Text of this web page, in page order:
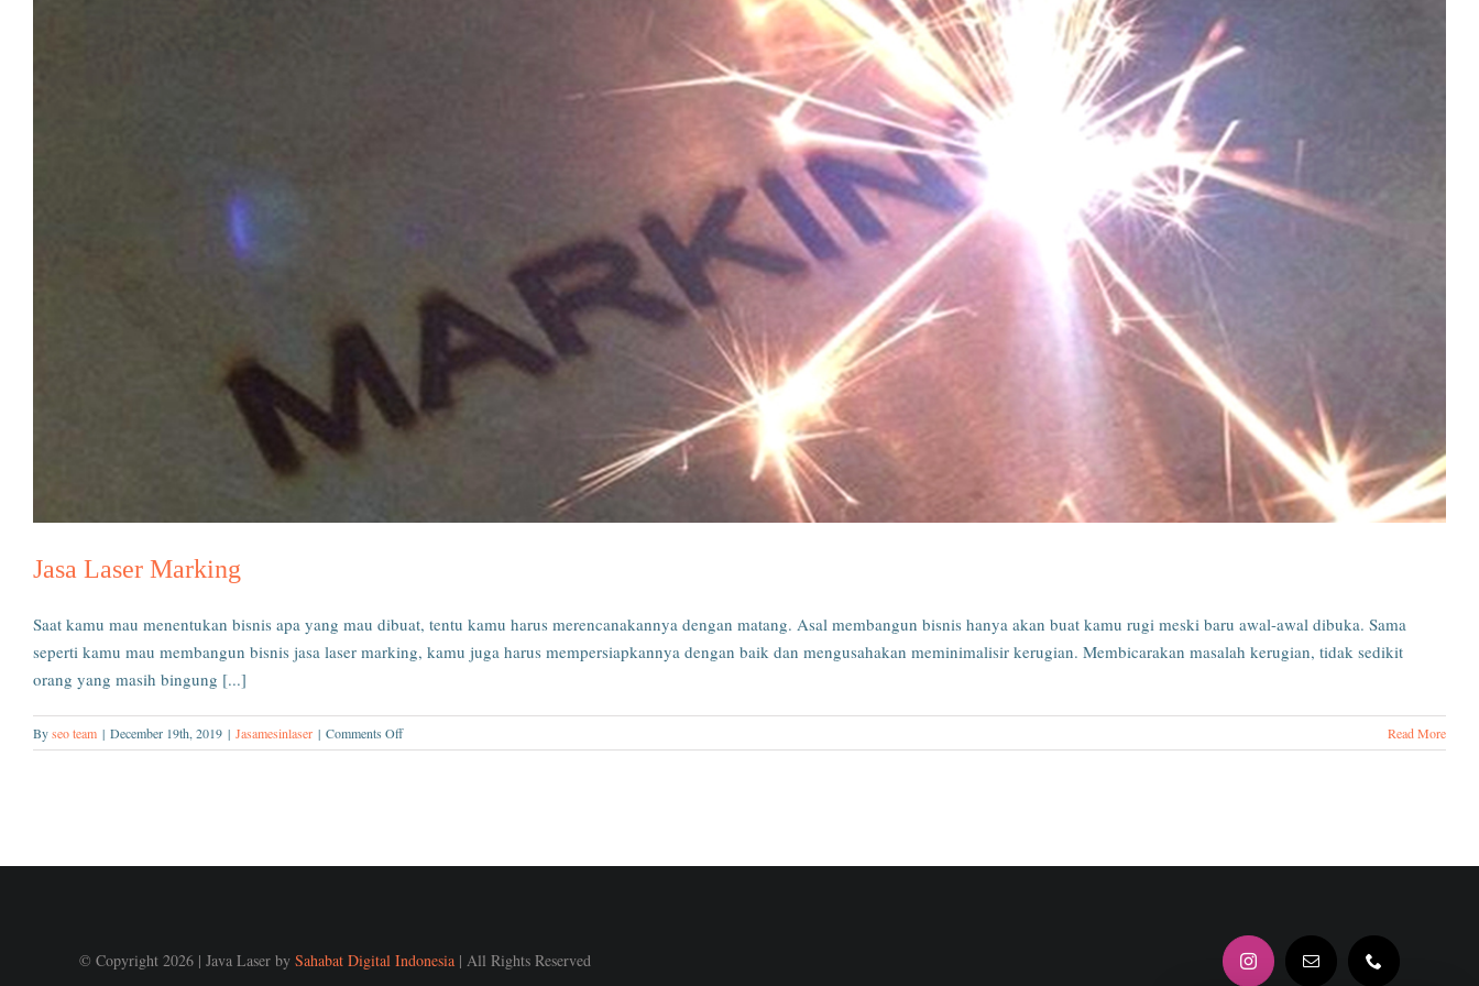
Jasa Laser Marking
Saat kamu mau menentukan bisnis apa yang mau dibuat, tentu kamu harus merencanakannya dengan matang. Asal membangun bisnis hanya akan buat kamu rugi meski baru awal-awal dibuka. Sama
seperti kamu mau membangun bisnis jasa laser marking, kamu juga harus mempersiapkannya dengan baik dan mengusahakan meminimalisir kerugian. Membicarakan masalah kerugian, tidak sedikit
orang yang masih bingung [...]
Byseo team | December 19th, 2019 | Jasamesinlaser | Comments Offon
Jasa
Read More
© Copyright 2026 | Java Laser by Sahabat Digital Indonesia| All Rights Reserved